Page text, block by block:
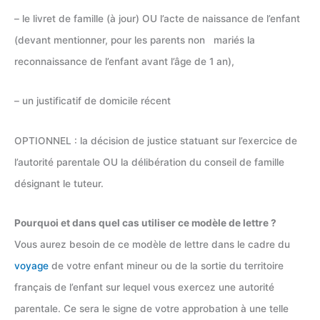
– le livret de famille (à jour) OU l’acte de naissance de l’enfant
(devant mentionner, pour les parents non mariés la
reconnaissance de l’enfant avant l’âge de 1 an),
– un justificatif de domicile récent
OPTIONNEL : la décision de justice statuant sur l’exercice de
l’autorité parentale OU la délibération du conseil de famille
désignant le tuteur.
Pourquoi et dans quel cas utiliser ce modèle de lettre ?
Vous aurez besoin de ce modèle de lettre dans le cadre du
voyage de votre enfant mineur ou de la sortie du territoire
français de l’enfant sur lequel vous exercez une autorité
parentale. Ce sera le signe de votre approbation à une telle